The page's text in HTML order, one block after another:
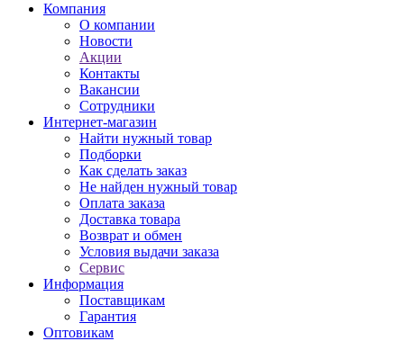
Компания
О компании
Новости
Акции
Контакты
Вакансии
Сотрудники
Интернет-магазин
Найти нужный товар
Подборки
Как сделать заказ
Не найден нужный товар
Оплата заказа
Доставка товара
Возврат и обмен
Условия выдачи заказа
Сервис
Информация
Поставщикам
Гарантия
Оптовикам